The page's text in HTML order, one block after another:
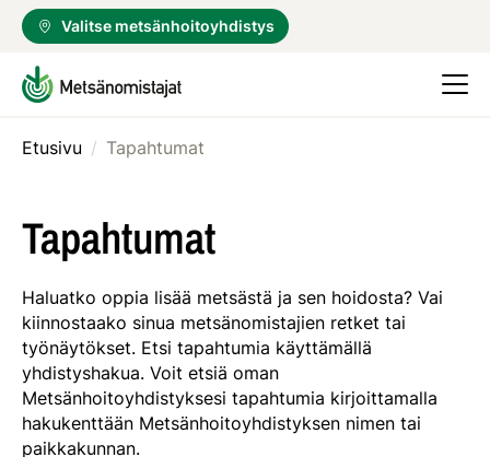
Valitse metsänhoitoyhdistys
Etusivu / Tapahtumat
Tapahtumat
Haluatko oppia lisää metsästä ja sen hoidosta? Vai
kiinnostaako sinua metsänomistajien retket tai
työnäytökset. Etsi tapahtumia käyttämällä
yhdistyshakua. Voit etsiä oman
Metsänhoitoyhdistyksesi tapahtumia kirjoittamalla
hakukenttään Metsänhoitoyhdistyksen nimen tai
paikkakunnan.